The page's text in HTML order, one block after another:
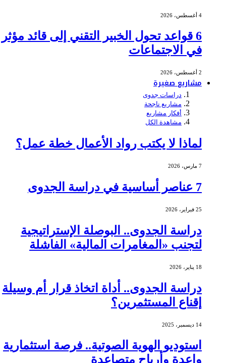
4 أغسطس، 2026
6 قواعد تحول الخبير التقني إلى قائد مؤثر
في الاجتماعات
2 أغسطس، 2026
مشاريع صغيرة
دراسات جدوى
مشاريع ناجحة
أفكار مشاريع
مشاهدة الكل
لماذا لا يكتب رواد الأعمال خطة عمل؟
7 مارس، 2026
7 عناصر أساسية في دراسة الجدوى
25 فبراير، 2026
دراسة الجدوى.. البوصلة الإستراتيجية
لتجنب «المغامرات المالية» الفاشلة
18 يناير، 2026
دراسة الجدوى.. أداة اتخاذ قرار أم وسيلة
إقناع المستثمرين؟
14 ديسمبر، 2025
استوديو الهوية الصوتية.. فرصة استثمارية
واعدة وأرباح متصاعدة